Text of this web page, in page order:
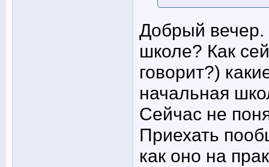
Добрый вечер.
школе? Как
говорит?)
начальная
Сейчас не
Приехать
как оно на